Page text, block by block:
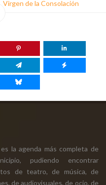
Virgen de la Consolación
la agenda más completa de
pudiendo encontrar
de teatro, de música, de
de audiovisuales, de ocio, de